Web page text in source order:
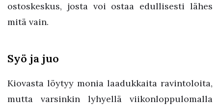
ostoskeskus, josta voi ostaa edullisesti lähes
mitä vain.
Syö ja juo
Kiovasta löytyy monia laadukkaita ravintoloita,
mutta varsinkin lyhyellä viikonloppulomalla